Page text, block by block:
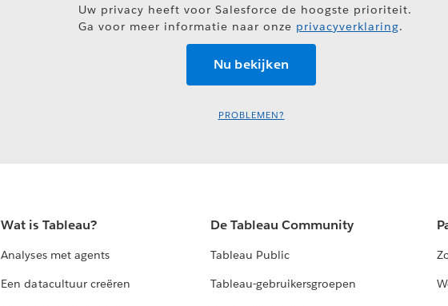
Uw privacy heeft voor Salesforce de hoogste prioriteit.
Ga voor meer informatie naar onze privacyverklaring.
PROBLEMEN?
Wat is Tableau?
Analyses met agents
Een datacultuur creëren
De Tableau Community
Tableau Public
Tableau-gebruikersgroepen